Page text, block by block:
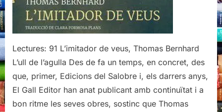
Lectures: 91 L’imitador de veus, Thomas Bernhard
L’ull de l’agulla Des de fa un temps, en concret, des
que, primer, Edicions del Salobre i, els darrers anys,
El Gall Editor han anat publicant amb continuïtat i a
bon ritme les seves obres, sostinc que Thomas